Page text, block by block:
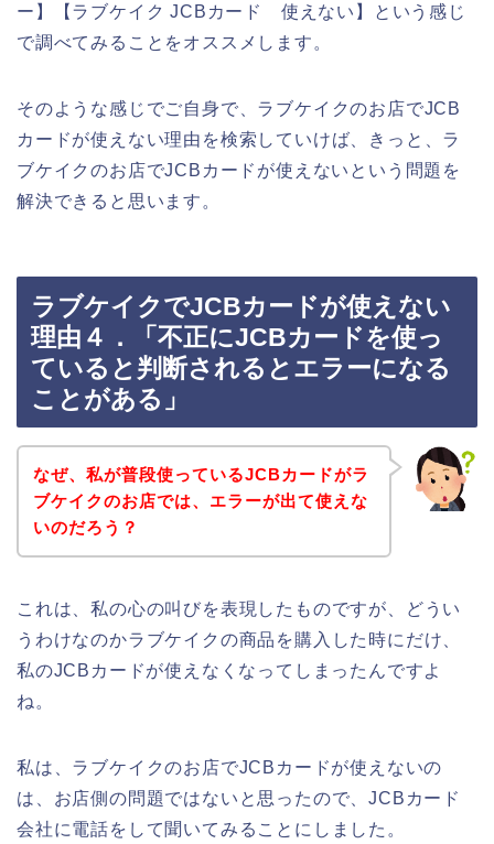
ー】【ラブケイク JCBカード 使えない】という感じ
で調べてみることをオススメします。
そのような感じでご自身で、ラブケイクのお店でJCB
カードが使えない理由を検索していけば、きっと、ラ
ブケイクのお店でJCBカードが使えないという問題を
解決できると思います。
ラブケイクでJCBカードが使えない
理由４．「不正にJCBカードを使っ
ていると判断されるとエラーになる
ことがある」
なぜ、私が普段使っているJCBカードがラ
ブケイクのお店では、エラーが出て使えな
いのだろう？
これは、私の心の叫びを表現したものですが、どうい
うわけなのかラブケイクの商品を購入した時にだけ、
私のJCBカードが使えなくなってしまったんですよ
ね。
私は、ラブケイクのお店でJCBカードが使えないの
は、お店側の問題ではないと思ったので、JCBカード
会社に電話をして聞いてみることにしました。